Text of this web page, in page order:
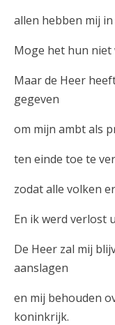
allen hebben mij
Moge het hun niet
Maar de Heer
gegeven
om mijn ambt als
ten einde toe te
zodat alle volken
En ik werd verlost
De Heer zal mij
aanslagen
en mij behouden
koninkrijk.